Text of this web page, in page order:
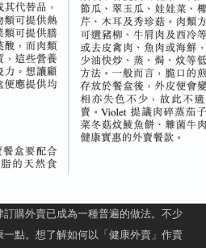
購外賣已成為一種普遍的做法。不少
一點。想了解如何以「健康外賣」作賣